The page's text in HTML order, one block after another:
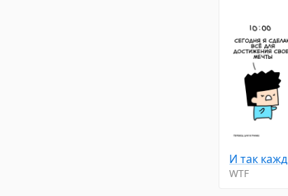
И так
WTF